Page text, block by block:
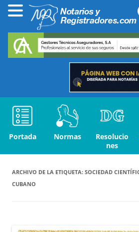
Portada Normas
Resolucio
nes
ARCHIVO DE LA ETIQUETA: SOCIEDAD
CUBANO